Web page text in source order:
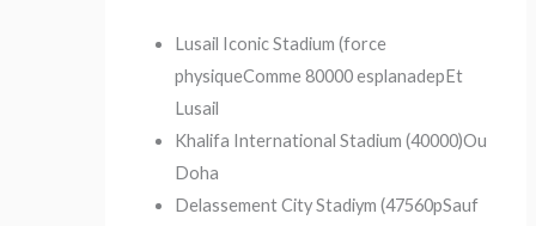
Lusail Iconic Stadium (force
physiqueComme 80000 esplanadepEt
Lusail
Khalifa International Stadium (40000)Ou
Doha
Delassement City Stadiym (47560pSauf